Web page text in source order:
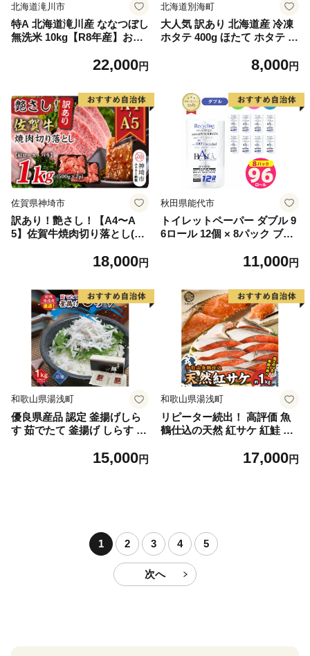
北海道滝川市
特A 北海道滝川産 ななつぼし
無洗米 10kg【R8年産】お米
限定米 ブランド米 北海道米
送料無料 むせんまい 限定 贈
答 お試し
22,000円
北海道別海町
大人気 訳あり 北海道産 冷凍
ホタテ 400g ほたて ホタテ 帆
8,000円
佐賀県神埼市
訳あり！艶さし！【A4〜A
5】佐賀牛焼肉切り落とし(肩
【肉 牛肉 ブランド牛 黒毛和
18,000円
秋田県能代市
トイレットペーパー ダブル 9
6ロール 12個 × 8パック ブラ
用品 消耗品 無香料 生活用品
11,000円
和歌山県湯浅町
優良県産品 認定 釜揚げしら
す 茹でたて 釜揚げ しらす 無
国産 海の幸 海鮮 魚介 紀州湯
15,000円
和歌山県湯浅町
リピーター続出！ 高評価 魚
鶴仕込の天然 紅サケ 紅鮭 鮭
レビュー高評価 小分け 真空
町 送料無料_G7317
17,000円
1 2 3 4 5
次へ